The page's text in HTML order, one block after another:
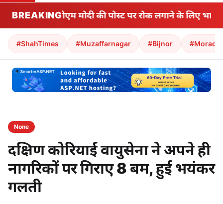
BREAKING
मेटा ने पीएम मोदी की पोस्ट पर रोक लगाने के लिए भारत
#ShahTimes #Muzaffarnagar #Bijnor
None
दक्षिण कोरियाई वायुसेना ने अपने ही
नागरिकों पर गिराए 8 बम, हुई भयंकर
गलती